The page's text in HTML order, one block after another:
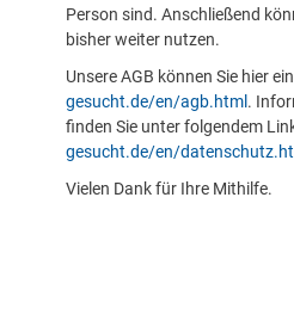
Person sind. Anschließend
bisher weiter nutzen.
Unsere AGB können Sie hier
gesucht.de/en/agb.html .
finden Sie unter folgendem
gesucht.de/en/
Vielen Dank für Ihre Mithilfe.